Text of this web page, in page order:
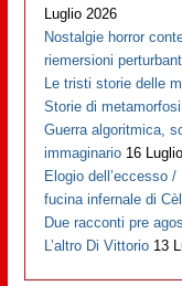
Luglio 2026
Nostalgie horror
riemersioni
Le tristi storie delle
Storie di
Guerra algoritmica,
immaginario 16
Elogio dell’eccesso
fucina infernale di
Due racconti pre
L’altro Di Vittorio 13